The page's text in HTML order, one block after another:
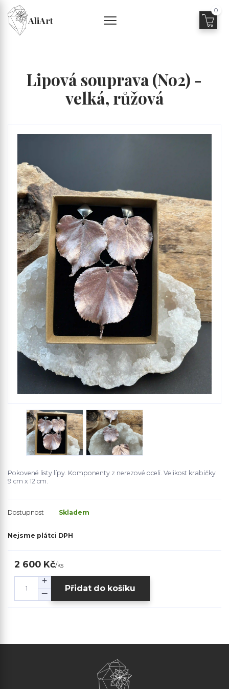
AliArt
0
Lipová souprava (No2) -
velká, růžová
Pokovené listy lípy. Komponenty z nerezové oceli. Velikost krabičky
9 cm x 12 cm.
Dostupnost Skladem
Nejsme plátci DPH
2 600 Kč/ks
Přidat do košíku